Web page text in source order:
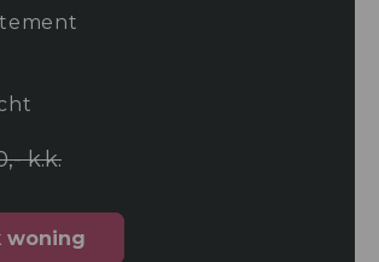
k.k.
woning